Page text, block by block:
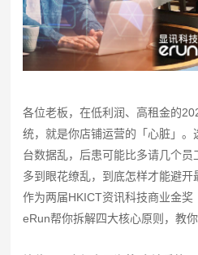
各位老板，在低利润、高租金的
统，就是你店铺运营的「心脏」
台数据乱，后患可能比多请几个
多到眼花缭乱，到底怎样才能避开
作为两届HKICT资讯科技商业金奖
eRun帮你拆解四大核心原则，教